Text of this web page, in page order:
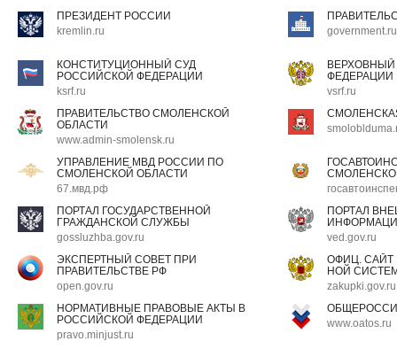
ПРЕЗИДЕНТ РОССИИ
kremlin.ru
government.ru
КОНСТИТУЦИОННЫЙ СУД
РОССИЙСКОЙ ФЕДЕРАЦИИ
ksrf.ru
ФЕДЕРАЦИИ
vsrf.ru
ПРАВИТЕЛЬСТВО СМОЛЕНСКОЙ
ОБЛАСТИ
www.admin-smolensk.ru
УПРАВЛЕНИЕ МВД РОССИИ ПО
СМОЛЕНСКОЙ ОБЛАСТИ
67.мвд.рф
ПОРТАЛ ГОСУДАРСТВЕННОЙ
ГРАЖДАНСКОЙ СЛУЖБЫ
gossluzhba.gov.ru
ПОРТАЛ
ved.gov.ru
ЭКСПЕРТНЫЙ СОВЕТ ПРИ
ПРАВИТЕЛЬСТВЕ РФ
open.gov.ru
ОФИЦ.
НОЙ
zakupki.gov.ru
НОРМАТИВНЫЕ ПРАВОВЫЕ АКТЫ В
РОССИЙСКОЙ ФЕДЕРАЦИИ
pravo.minjust.ru
www.oatos.ru